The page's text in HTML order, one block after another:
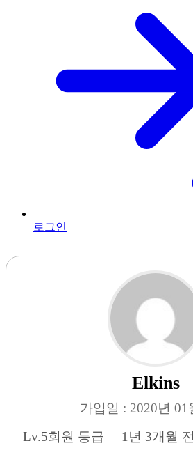
로그인
Elkins
가입일 : 2020년 01
Lv.5회원 등급 1년 3개월 전